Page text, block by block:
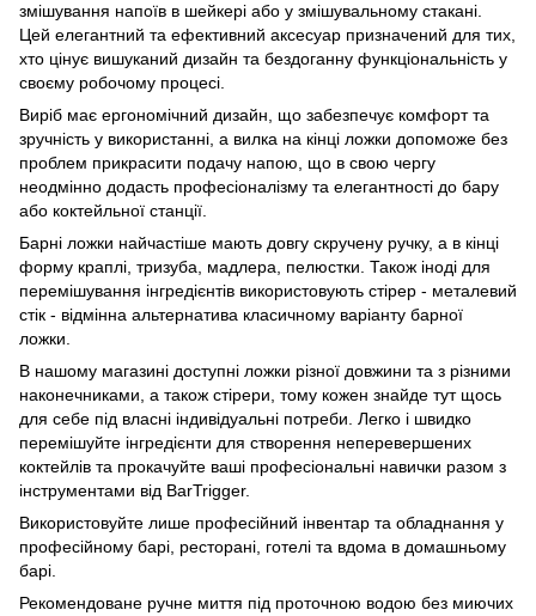
змішування напоїв в шейкері або у змішувальному стакані.
Цей елегантний та ефективний аксесуар призначений для тих,
хто цінує вишуканий дизайн та бездоганну функціональність у
своєму робочому процесі.
Виріб має ергономічний дизайн, що забезпечує комфорт та
зручність у використанні, а вилка на кінці ложки допоможе без
проблем прикрасити подачу напою, що в свою чергу
неодмінно додасть професіоналізму та елегантності до бару
або коктейльної станції.
Барні ложки найчастіше мають довгу скручену ручку, а в кінці
форму краплі, тризуба, мадлера, пелюстки. Також іноді для
перемішування інгредієнтів використовують стірер - металевий
стік - відмінна альтернатива класичному варіанту барної
ложки.
В нашому магазині доступні ложки різної довжини та з різними
наконечниками, а також стірери, тому кожен знайде тут щось
для себе під власні індивідуальні потреби. Легко і швидко
перемішуйте інгредієнти для створення неперевершених
коктейлів та прокачуйте ваші професіональні навички разом з
інструментами від BarTrigger.
Використовуйте лише професійний інвентар та обладнання у
професійному барі, ресторані, готелі та вдома в домашньому
барі.
Рекомендоване ручне миття під проточною водою без миючих